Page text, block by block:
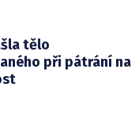
tělo
při pátrání na